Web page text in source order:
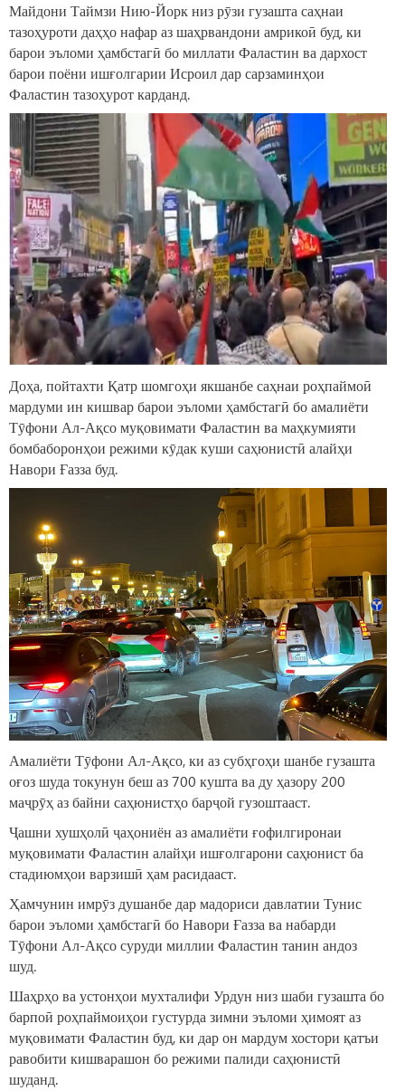
Майдони Таймзи Нию-Йорк низ рӯзи гузашта саҳнаи
тазоҳуроти даҳҳо нафар аз шаҳрвандони амрикоӣ буд, ки
барои эъломи ҳамбстагӣ бо миллати Фаластин ва дархост
барои поёни ишғолгарии Исроил дар сарзаминҳои
Фаластин тазоҳурот карданд.
Доҳа, пойтахти Қатр шомгоҳи якшанбе саҳнаи роҳпаймоӣ
мардуми ин кишвар барои эъломи ҳамбстагӣ бо амалиёти
Тӯфони Ал-Ақсо муқовимати Фаластин ва маҳкумияти
бомбаборонҳои режими кӯдак куши саҳюнистӣ алайҳи
Навори Ғазза буд.
Амалиёти Тӯфони Ал-Ақсо, ки аз субҳгоҳи шанбе гузашта
оғоз шуда токунун беш аз 700 кушта ва ду ҳазору 200
маҷрӯҳ аз байни саҳюнистҳо барҷой гузоштааст.
Ҷашни хушҳолӣ ҷаҳониён аз амалиёти ғофилгиронаи
муқовимати Фаластин алайҳи ишғолгарони саҳюнист ба
стадиюмҳои варзишӣ ҳам расидааст.
Ҳамчунин имрӯз душанбе дар мадориси давлатии Тунис
барои эъломи ҳамбстагӣ бо Навори Ғазза ва набарди
Тӯфони Ал-Ақсо суруди миллии Фаластин танин андоз
шуд.
Шаҳрҳо ва устонҳои мухталифи Урдун низ шаби гузашта бо
барпоӣ роҳпаймоиҳои густурда зимни эъломи ҳимоят аз
муқовимати Фаластин буд, ки дар он мардум хостори қатъи
равобити кишварашон бо режими палиди саҳюнистӣ
шуданд.